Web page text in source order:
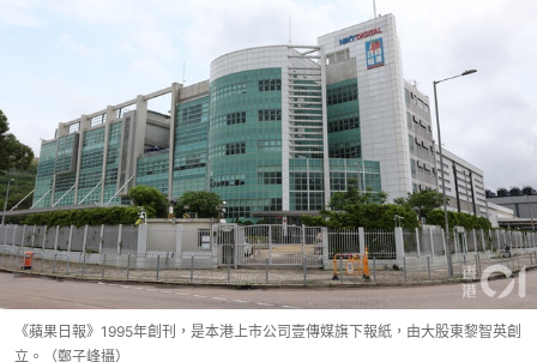
《蘋果日報》1995年創刊，是本港上市公司壹傳媒旗下報紙，由大股東黎智英創
立。（鄭子峰攝）